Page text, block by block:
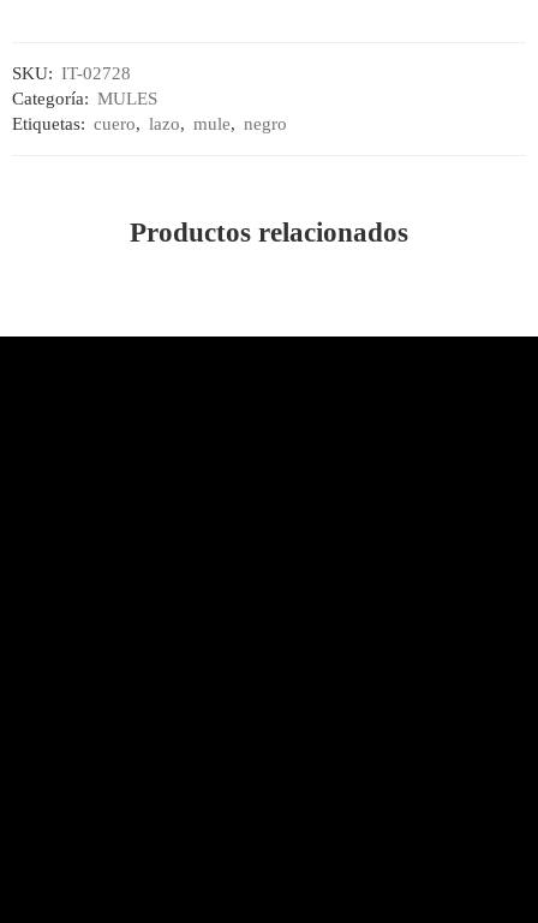
SKU: IT-02728
Categoría: MULES
Etiquetas: cuero, lazo, mule, negro
Productos relacionados